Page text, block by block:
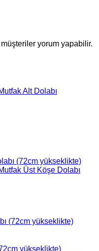
yorum yapabilir.
(72cm yükseklikte)